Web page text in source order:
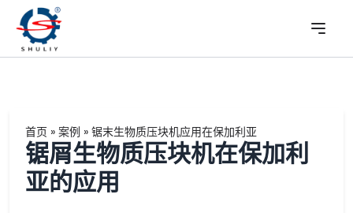
首页 » 案例 » 锯末生物质压块机应用在保加利亚
锯屑生物质压块机在保加利
亚的应用